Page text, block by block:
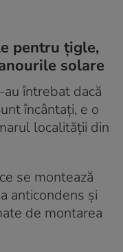
pentru țigle,
solare
au întrebat dacă
încântaţi, e o
localităţii din
se montează
anticondens şi
de montarea